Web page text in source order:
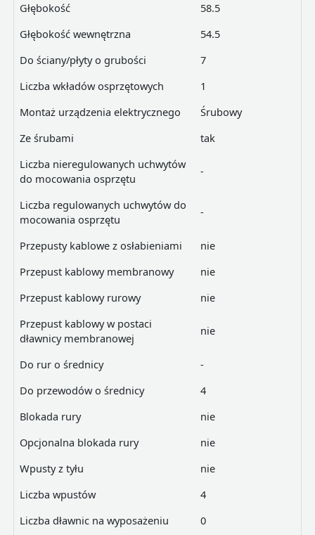
Głębokość
58.5
Głębokość wewnętrzna
54.5
Do ściany/płyty o grubości
7
Liczba wkładów osprzętowych
1
Montaż urządzenia elektrycznego
Śrubowy
Ze śrubami
tak
Liczba nieregulowanych uchwytów
do mocowania osprzętu
-
Liczba regulowanych uchwytów do
mocowania osprzętu
-
Przepusty kablowe z osłabieniami
nie
Przepust kablowy membranowy
nie
Przepust kablowy rurowy
nie
Przepust kablowy w postaci
dławnicy membranowej
nie
Do rur o średnicy
-
Do przewodów o średnicy
4
Blokada rury
nie
Opcjonalna blokada rury
nie
Wpusty z tyłu
nie
Liczba wpustów
4
Liczba dławnic na wyposażeniu
0